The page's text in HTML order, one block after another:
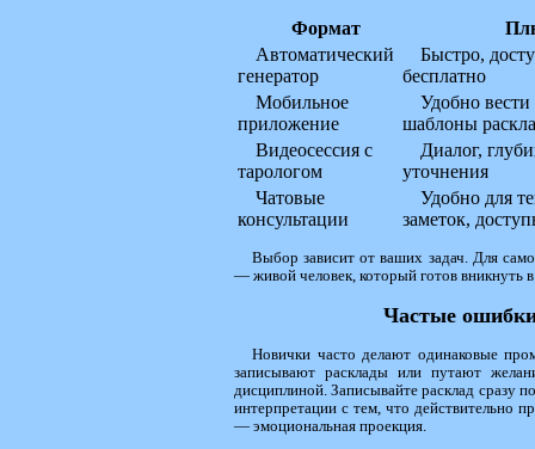
Формат
Автоматический
генератор
Быстро,
бесплатно
Мобильное
приложение
Удобно
шаблоны
Видеосессия с
тарологом
Диалог,
уточнения
Чатовые
консультации
Удобно для
заметок,
Выбор зависит от ваших задач. Для
— живой человек, который готов вникнуть в
Частые
Новички часто делают одинаковые
записывают расклады или путают
дисциплиной. Записывайте расклад сразу
интерпретации с тем, что действительно
— эмоциональная проекция.